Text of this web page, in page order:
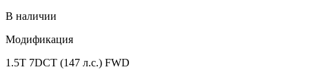
В наличии
Модификация
1.5T 7DCT (147 л.с.) FWD